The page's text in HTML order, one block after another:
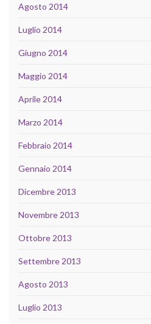
Agosto 2014
Luglio 2014
Giugno 2014
Maggio 2014
Aprile 2014
Marzo 2014
Febbraio 2014
Gennaio 2014
Dicembre 2013
Novembre 2013
Ottobre 2013
Settembre 2013
Agosto 2013
Luglio 2013